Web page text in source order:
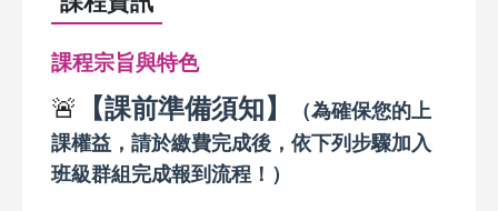
課程宗旨與特色
🚨
【課前準備須知】
（為確保您的上
課權益，請於繳費完成後，依下列步驟加入
班級群組完成報到流程 ！ ）